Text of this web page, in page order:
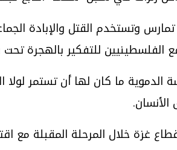
تمارس وتستخدم القتل والإبادة
للتفكير بالهجرة تحت
ما كان لها أن تستمر لولا
الأنسان.
خلال المرحلة المقبلة مع